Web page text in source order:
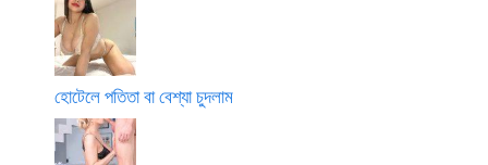
হোটেলে পতিতা বা বেশ্যা চুদলাম